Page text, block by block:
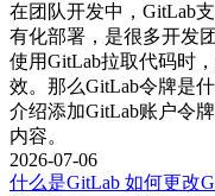
include:
- template: Security/
4. 依赖性扫描：
为了检测项目中的依赖
`.gitlab-ci.yml`文件中，
在团队开发中，GitLab
有化部署，是很多开发
使用GitLab拉取代码时
效。那么GitLab令牌是
介绍添加GitLab账户令
内容。
2026-07-06
什么是GitLab 如何更改